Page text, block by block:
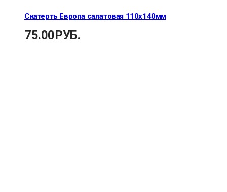
Скатерть Европа салатовая 110х140мм
75.00РУБ.